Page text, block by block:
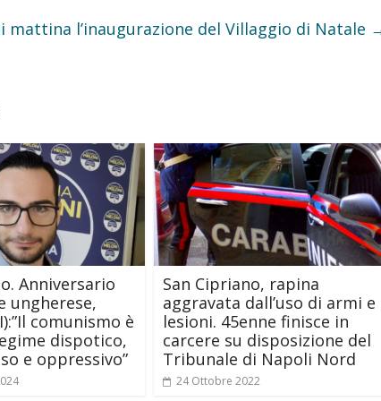
mattina l’inaugurazione del Villaggio di Natale
Anniversario
ungherese,
comunismo è
dispotico,
e oppressivo”
San Cipriano, rapina
aggravata dall’uso di armi e
lesioni. 45enne finisce in
carcere su disposizione del
Tribunale di Napoli Nord
24 Ottobre 2022